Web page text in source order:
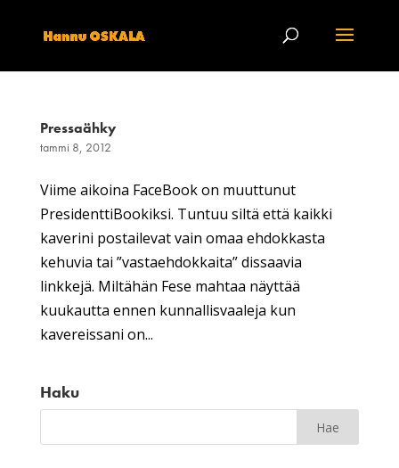
Pressaähky
tammi 8, 2012
Viime aikoina FaceBook on muuttunut
PresidenttiBookiksi. Tuntuu siltä että kaikki
kaverini postailevat vain omaa ehdokkasta
kehuvia tai ”vastaehdokkaita” dissaavia
linkkejä. Miltähän Fese mahtaa näyttää
kuukautta ennen kunnallisvaaleja kun
kavereissani on...
Haku